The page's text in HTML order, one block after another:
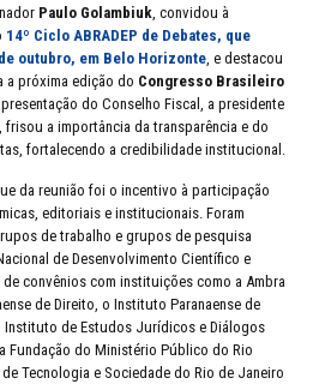
Paulo Golambiuk, convidou à
14º Ciclo ABRADEP de Debates, que
outubro, em Belo Horizonte, e destacou
a próxima edição do Congresso Brasileiro
do Conselho Fiscal, a presidente
frisou a importância da transparência e do
fortalecendo a credibilidade institucional.
da reunião foi o incentivo à participação
editoriais e institucionais. Foram
de trabalho e grupos de pesquisa
de Desenvolvimento Científico e
convênios com instituições como a Ambra
de Direito, o Instituto Paranaense de
Instituto de Estudos Jurídicos e Diálogos
Fundação do Ministério Público do Rio
Tecnologia e Sociedade do Rio de Janeiro